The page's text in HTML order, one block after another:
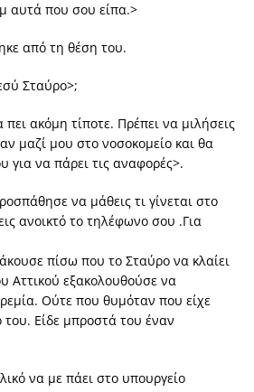
αυτά που σου είπα.>
από τη θέση του.
Σταύρο>;
πει ακόμη τίποτε. Πρέπει να μιλήσεις
μαζί μου στο νοσοκομείο και θα
για να πάρει τις αναφορές>.
να μάθεις τι γίνεται στο
ανοικτό το τηλέφωνο σου .Για
πίσω που το Σταύρο να κλαίει
Αττικού εξακολουθούσε να
Ούτε που θυμόταν που είχε
του. Είδε μπροστά του έναν
να με πάει στο υπουργείο